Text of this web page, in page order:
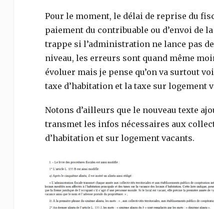
Pour le moment, le délai de reprise du
paiement du contribuable ou d’envoi de
trappe si l’administration ne lance pas de
niveau, les erreurs sont quand même
évoluer mais je pense qu’on va surtout
taxe d’habitation et la taxe sur logement
Notons d’ailleurs que le nouveau texte
transmet les infos nécessaires aux
d’habitation et sur logement vacants.